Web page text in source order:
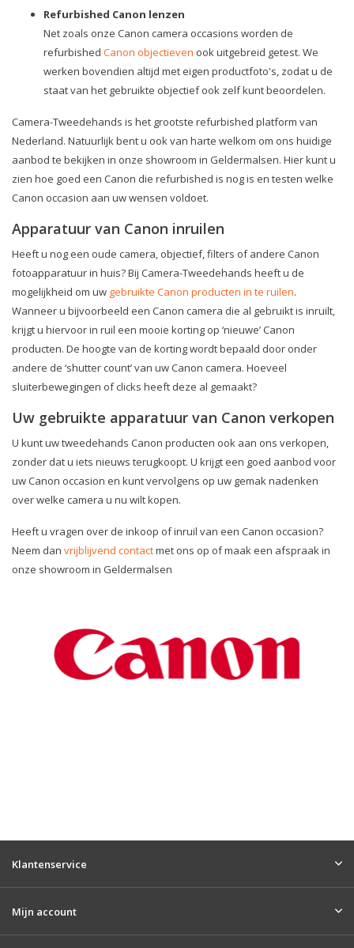
Refurbished Canon lenzen
Net zoals onze Canon camera occasions worden de
refurbished Canon objectieven ook uitgebreid getest. We
werken bovendien altijd met eigen productfoto's, zodat u de
staat van het gebruikte objectief ook zelf kunt beoordelen.
Camera-Tweedehands is het grootste refurbished platform van
Nederland. Natuurlijk bent u ook van harte welkom om ons huidige
aanbod te bekijken in onze showroom in Geldermalsen. Hier kunt u
zien hoe goed een Canon die refurbished is nog is en testen welke
Canon occasion aan uw wensen voldoet.
Apparatuur van Canon inruilen
Heeft u nog een oude camera, objectief, filters of andere Canon
fotoapparatuur in huis? Bij Camera-Tweedehands heeft u de
mogelijkheid om uw gebruikte Canon producten in te ruilen.
Wanneer u bijvoorbeeld een Canon camera die al gebruikt is inruilt,
krijgt u hiervoor in ruil een mooie korting op ‘nieuwe’ Canon
producten. De hoogte van de korting wordt bepaald door onder
andere de ‘shutter count’ van uw Canon camera. Hoeveel
sluiterbewegingen of clicks heeft deze al gemaakt?
Uw gebruikte apparatuur van Canon verkopen
U kunt uw tweedehands Canon producten ook aan ons verkopen,
zonder dat u iets nieuws terugkoopt. U krijgt een goed aanbod voor
uw Canon occasion en kunt vervolgens op uw gemak nadenken
over welke camera u nu wilt kopen.
Heeft u vragen over de inkoop of inruil van een Canon occasion?
Neem dan vrijblijvend contactmet ons op of maak een afspraak in
onze showroom in Geldermalsen
Klantenservice
Mijn account